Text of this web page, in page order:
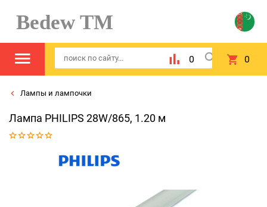
Bedew TM
0 0
Лампы и лампочки
Лампа PHILIPS 28W/865, 1.20 м